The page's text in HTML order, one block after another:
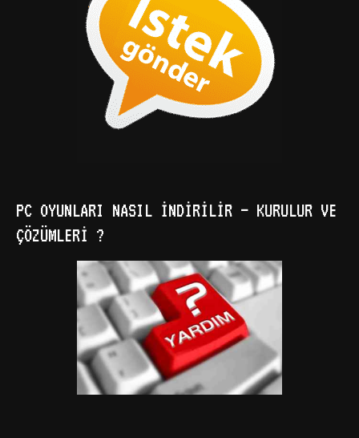
PC OYUNLARI NASIL İNDIRILIR – KURULUR VE
ÇÖZÜMLERI ?